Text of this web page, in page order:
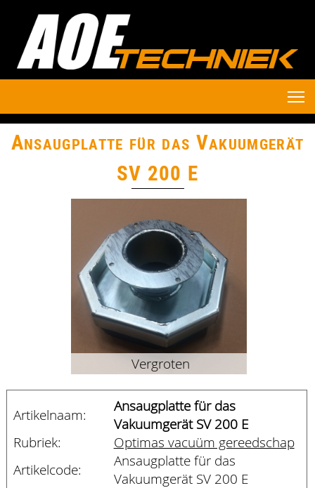
Ansaugplatte für das Vakuumgerät
SV 200 E
Vergroten
Artikelnaam:
Ansaugplatte für das
Vakuumgerät SV 200 E
Rubriek:
Optimas vacuüm gereedschap
Artikelcode:
Ansaugplatte für das
Vakuumgerät SV 200 E